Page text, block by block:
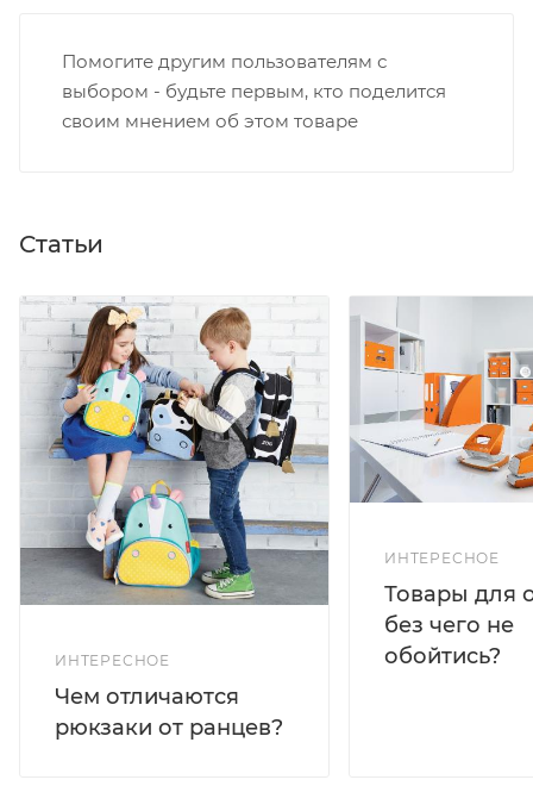
Помогите другим пользователям с
выбором - будьте первым, кто поделится
своим мнением об этом товаре
Статьи
ИНТЕРЕСНОЕ
Чем отличаются
рюкзаки от ранцев?
ИНТЕРЕСНОЕ
Товары для
без чего не
обойтись?